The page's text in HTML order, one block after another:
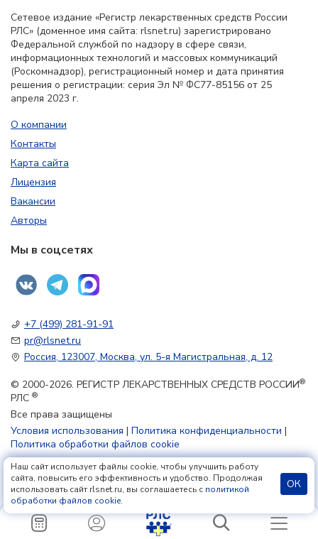
Сетевое издание «Регистр лекарственных средств России
РЛС» (доменное имя сайта: rlsnet.ru) зарегистрировано
Федеральной службой по надзору в сфере связи,
информационных технологий и массовых коммуникаций
(Роскомнадзор), регистрационный номер и дата принятия
решения о регистрации: серия Эл № ФС77-85156 от 25
апреля 2023 г.
О компании
Контакты
Карта сайта
Лицензия
Вакансии
Авторы
Мы в соцсетях
+7 (499) 281-91-91
pr@rlsnet.ru
Россия, 123007, Москва, ул. 5-я Магистральная, д. 12
© 2000-2026. РЕГИСТР ЛЕКАРСТВЕННЫХ СРЕДСТВ РОССИИ®
РЛС ®
Все права защищены
Условия использования | Политика конфиденциальности |
Политика обработки файлов cookie
18+
Наш сайт использует файлы cookie, чтобы улучшить работу
сайта, повысить его эффективность и удобство. Продолжая
использовать сайт rlsnet.ru, вы соглашаетесь с политикой
обработки файлов cookie.
ОК